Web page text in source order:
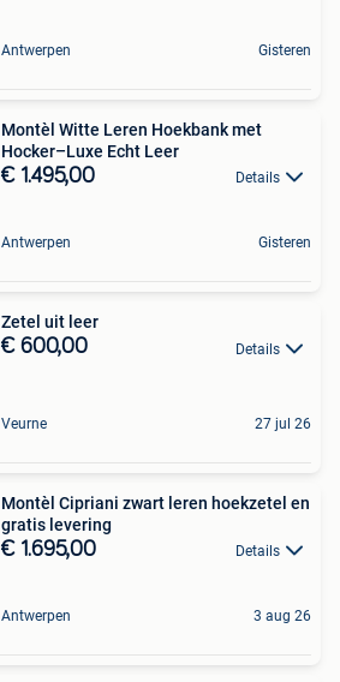
Antwerpen Gisteren
Montèl Witte Leren Hoekbank met
Hocker–Luxe Echt Leer
€ 1.495,00 Details
Antwerpen Gisteren
Zetel uit leer
€ 600,00 Details
Veurne 27 jul 26
Montèl Cipriani zwart leren hoekzetel en
gratis levering
€ 1.695,00 Details
Antwerpen 3 aug 26